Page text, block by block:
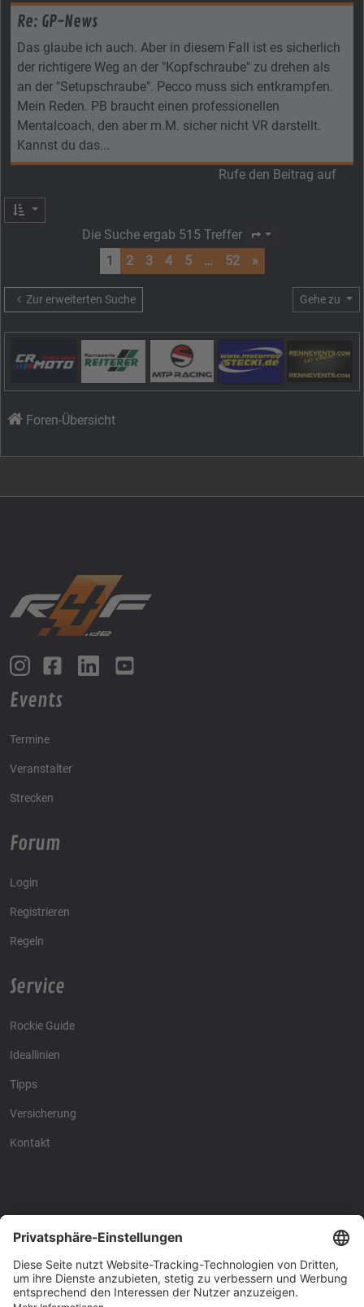
Re: GP-News
Das glaube ich auch. Aber in diesem Fall ist es sicherlich
der richtigere Weg an der "Kopfschraube" zu drehen als
an der "Setupschraube". Pecco muss sich entkrampfen.
Mein Reden. PB braucht einen professionellen
Mentalcoach, den aber m.M. sicher nicht VR darstellt.
Kannst du das...
Rufe den Beitrag auf
Die Suche ergab 515 Treffer Seite
1 2 3 4 5 … 52 »
Zur erweiterten Suche Gehe zu
Foren-Übersicht
Events
Termine
Veranstalter
Strecken
Forum
Login
Registrieren
Regeln
Service
Rockie Guide
Ideallinien
Tipps
Versicherung
Kontakt
Racing4fun - Alles über Racing4fun - Alles über